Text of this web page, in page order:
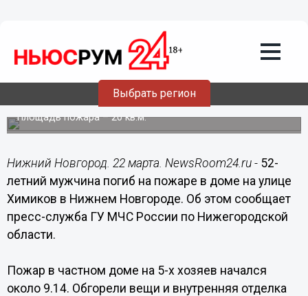
Выбрать регион
22.03.201714:43
52-летний мужчина погиб на пожаре в
Московском районе
Площадь пожара – 20 кв.м.
Нижний Новгород. 22 марта. NewsRoom24.ru - 52-
летний мужчина погиб на пожаре в доме на улице
Химиков в Нижнем Новгороде. Об этом сообщает
пресс-служба ГУ МЧС России по Нижегородской
области.
Пожар в частном доме на 5-х хозяев начался
около 9.14. Обгорели вещи и внутренняя отделка